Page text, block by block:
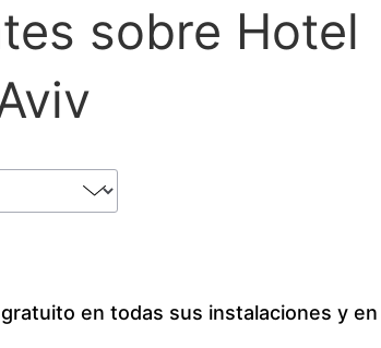
sobre Hotel
en todas sus instalaciones y